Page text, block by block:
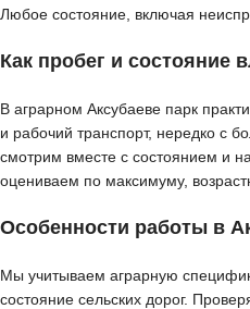
Любое состояние, включая
Как пробег и состояние
В аграрном Аксубаеве парк
и рабочий транспорт, нередко с
смотрим вместе с состоянием и
оцениваем по максимуму,
Особенности работы в
Мы учитываем аграрную
состояние сельских дорог.